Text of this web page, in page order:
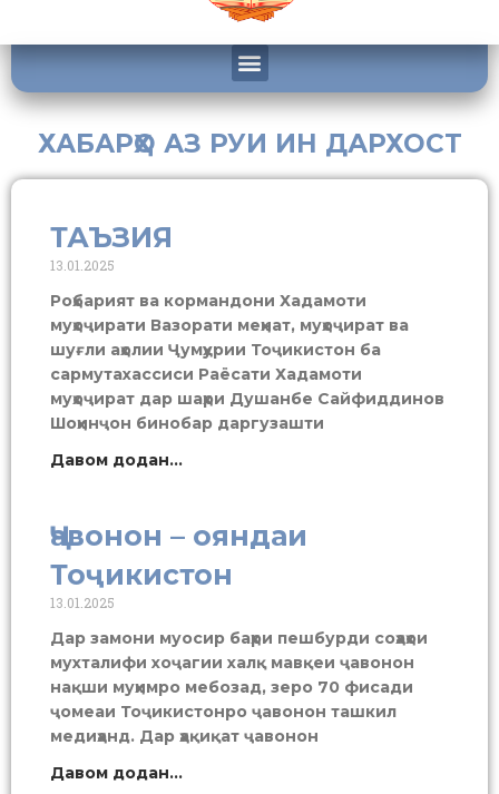
ХАБАРҲО АЗ РУИ ИН ДАРХОСТ
ТАЪЗИЯ
13.01.2025
Роҳбарият ва кормандони Хадамоти
муҳоҷирати Вазорати меҳнат, муҳоҷират ва
шуғли аҳолии Ҷумҳурии Тоҷикистон ба
сармутахассиси Раёсати Хадамоти
муҳоҷират дар шаҳри Душанбе Сайфиддинов
Шоҳинҷон бинобар даргузашти
Давом додан...
Ҷавонон – ояндаи
Тоҷикистон
13.01.2025
Дар замони муосир баҳри пешбурди соҳаҳои
мухталифи хоҷагии халқ мавқеи ҷавонон
нақши муҳимро мебозад, зеро 70 фисади
ҷомеаи Тоҷикистонро ҷавонон ташкил
медиҳанд. Дар ҳақиқат ҷавонон
Давом додан...